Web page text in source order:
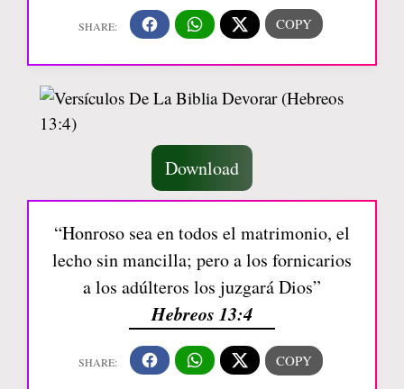
Download
“Honroso sea en todos el matrimonio, el
lecho sin mancilla; pero a los fornicarios
a los adúlteros los juzgará Dios”
Hebreos 13:4